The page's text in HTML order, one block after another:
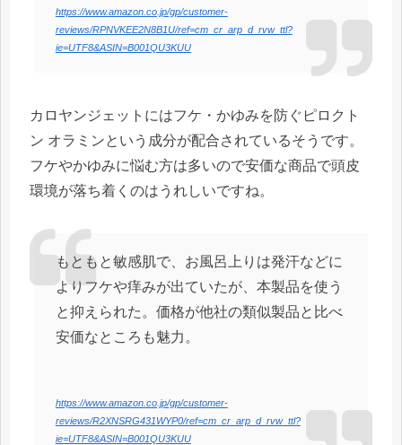
https://www.amazon.co.jp/gp/customer-
reviews/RPNVKEE2N8B1U/ref=cm_cr_arp_d_rvw_ttl?
ie=UTF8&ASIN=B001QU3KUU
カロヤンジェットにはフケ・かゆみを防ぐピロクト
ン オラミンという成分が配合されているそうです。
フケやかゆみに悩む方は多いので安価な商品で頭皮
環境が落ち着くのはうれしいですね。
もともと敏感肌で、お風呂上りは発汗などに
よりフケや痒みが出ていたが、本製品を使う
と抑えられた。価格が他社の類似製品と比べ
安価なところも魅力。
https://www.amazon.co.jp/gp/customer-
reviews/R2XNSRG431WYP0/ref=cm_cr_arp_d_rvw_ttl?
ie=UTF8&ASIN=B001QU3KUU